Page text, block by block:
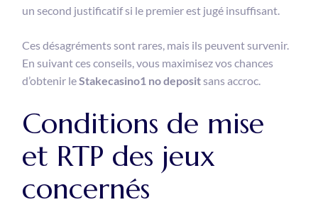
un second justificatif si le premier est jugé insuffisant.
Ces désagréments sont rares, mais ils peuvent survenir.
En suivant ces conseils, vous maximisez vos chances
d’obtenir leStakecasino1 no depositsans accroc.
Conditions de mise
et RTP des jeux
concernés